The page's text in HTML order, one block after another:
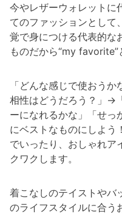
今やレザーウォレットに
てのファッションとして
覚で身につける代表的な
ものだから“my favorite”
「どんな感じで使おう
相性はどうだろう？」→
ーになれるかな」「せっ
にベストなものにしよ
でいったり、おしゃれア
クワクします。
着こなしのテイストやバ
のライフスタイルに合う